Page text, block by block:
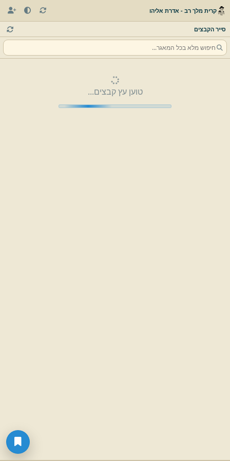
קרית מלך רב - אדרת אליהו
סייר הקבצים
טוען עץ קבצים...